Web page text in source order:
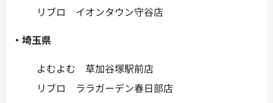
リブロ イオンタウン守谷店
・埼玉県
よむよむ 草加谷塚駅前店
リブロ ララガーデン春日部店